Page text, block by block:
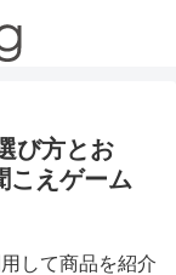
び方とお
こえゲーム
して商品を紹介